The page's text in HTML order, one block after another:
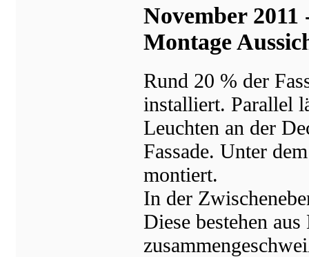
November
Montage
Rund 20 % der
installiert. Parallel
Leuchten an der
Fassade. Unter
montiert.
In der
Diese bestehen